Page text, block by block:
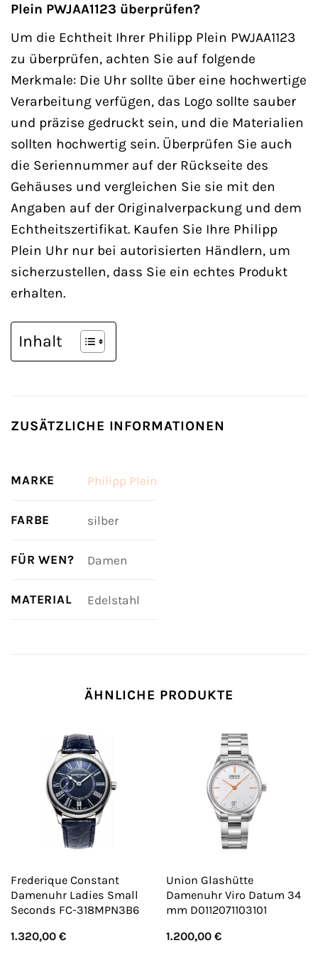
Plein PWJAA1123 überprüfen?
Um die Echtheit Ihrer Philipp Plein PWJAA1123
zu überprüfen, achten Sie auf folgende
Merkmale: Die Uhr sollte über eine hochwertige
Verarbeitung verfügen, das Logo sollte sauber
und präzise gedruckt sein, und die Materialien
sollten hochwertig sein. Überprüfen Sie auch
die Seriennummer auf der Rückseite des
Gehäuses und vergleichen Sie sie mit den
Angaben auf der Originalverpackung und dem
Echtheitszertifikat. Kaufen Sie Ihre Philipp
Plein Uhr nur bei autorisierten Händlern, um
sicherzustellen, dass Sie ein echtes Produkt
erhalten.
Inhalt
ZUSÄTZLICHE INFORMATIONEN
MARKE Philipp Plein
FARBE silber
FÜR WEN? Damen
MATERIAL Edelstahl
ÄHNLICHE PRODUKTE
Frederique Constant
Damenuhr Ladies Small
Seconds FC-318MPN3B6
1.320,00 €
Union Glashütte
Damenuhr Viro Datum 34
mm D0112071103101
1.200,00 €